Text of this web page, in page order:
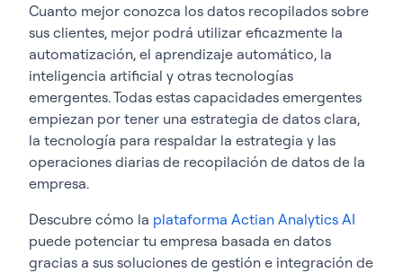
Cuanto mejor conozca los datos recopilados sobre
sus clientes, mejor podrá utilizar eficazmente la
automatización, el aprendizaje automático, la
inteligencia artificial y otras tecnologías
emergentes. Todas estas capacidades emergentes
empiezan por tener una estrategia de datos clara,
la tecnología para respaldar la estrategia y las
operaciones diarias de recopilación de datos de la
empresa.
Descubre cómo la plataforma Actian Analytics AI
puede potenciar tu empresa basada en datos
gracias a sus soluciones de gestión e integración de